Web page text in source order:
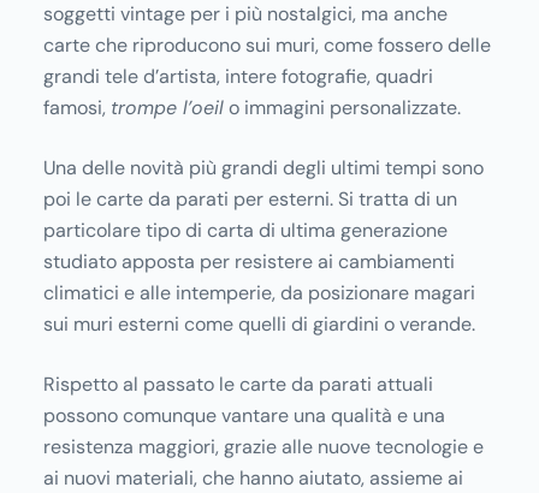
soggetti vintage per i più nostalgici, ma anche
carte che riproducono sui muri, come fossero delle
grandi tele d’artista, intere fotografie, quadri
famosi, trompe l’oeilo immagini personalizzate.
Una delle novità più grandi degli ultimi tempi sono
poi le carte da parati per esterni. Si tratta di un
particolare tipo di carta di ultima generazione
studiato apposta per resistere ai cambiamenti
climatici e alle intemperie, da posizionare magari
sui muri esterni come quelli di giardini o verande.
Rispetto al passato le carte da parati attuali
possono comunque vantare una qualità e una
resistenza maggiori, grazie alle nuove tecnologie e
ai nuovi materiali, che hanno aiutato, assieme ai